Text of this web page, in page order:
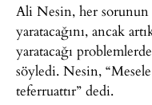
Ali Nesin, her
yaratacağını, ancak
yaratacağı
söyledi. Nesin,
teferruattır” dedi.